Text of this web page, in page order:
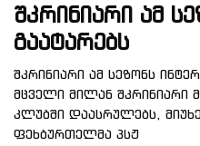
შკრინიარი ამ
გაატარებს
შკრინიარი ამ სეზონს
მცველი მილან შკრინიარი
კლუბში დაასრულებს,
ფეხბურთელმა პსჟ